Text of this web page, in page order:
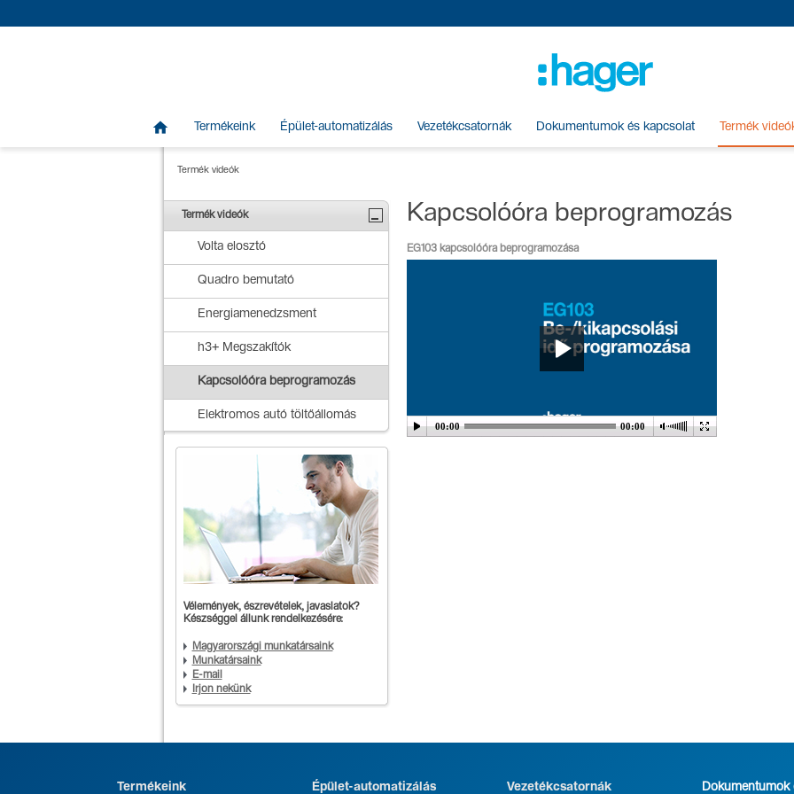
 Termékeink Épület-automatizálás Vezetékcsatornák Dokumentumok és kapcsolat Termék
Termék videók
Termék videók
Volta elosztó
Quadro bemutató
Energiamenedzsment
h3+ Megszakítók
Kapcsolóóra beprogramozás
Elektromos autó töltőállomás
Vélemények, észrevételek, javaslatok?
Készséggel állunk rendelkezésére:
Magyarországi munkatársaink
Munkatársaink
E-mail
Írjon nekünk
Kapcsolóóra beprogramozás
EG103 kapcsolóóra beprogramozása
00:00 00:00
Termékeink Épület-automatizálás Vezetékcsatornák Dokumentumok